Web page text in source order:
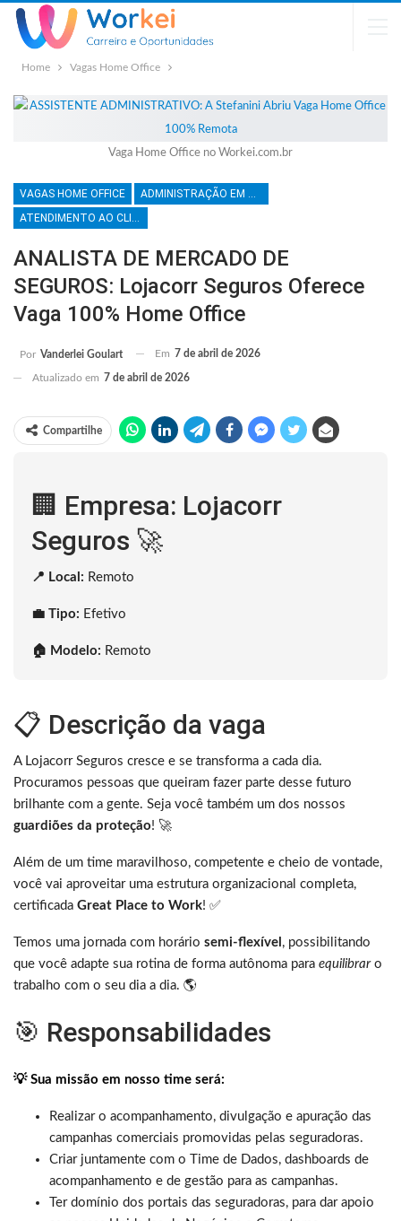
Home Vagas Home Office
Vaga Home Office no Workei.com.br
VAGAS HOME OFFICE
ADMINISTRAÇÃO EM GERAL
ATENDIMENTO AO CLIENTE
ANALISTA DE MERCADO DE
SEGUROS: Lojacorr Seguros Oferece
Vaga 100% Home Office
Por Vanderlei Goulart Em 7 de abril de 2026
Atualizado em 7 de abril de 2026
Compartilhe
🏢 Empresa: Lojacorr
Seguros 🚀
📍 Local: Remoto
💼 Tipo: Efetivo
🏠 Modelo: Remoto
📋 Descrição da vaga
A Lojacorr Seguros cresce e se transforma a cada dia.
Procuramos pessoas que queiram fazer parte desse futuro
brilhante com a gente. Seja você também um dos nossos
guardiões da proteção! 🚀
Além de um time maravilhoso, competente e cheio de vontade,
você vai aproveitar uma estrutura organizacional completa,
certificada Great Place to Work! ✅
Temos uma jornada com horário semi-flexível , possibilitando
que você adapte sua rotina de forma autônoma para equilibraro
trabalho com o seu dia a dia. 🌎
🎯 Responsabilidades
💡 Sua missão em nosso time será:
Realizar o acompanhamento, divulgação e apuração das
campanhas comerciais promovidas pelas seguradoras.
Criar juntamente com o Time de Dados, dashboards de
acompanhamento e de gestão para as campanhas.
Ter domínio dos portais das seguradoras, para dar apoio